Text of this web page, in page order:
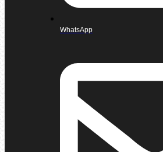
WhatsApp